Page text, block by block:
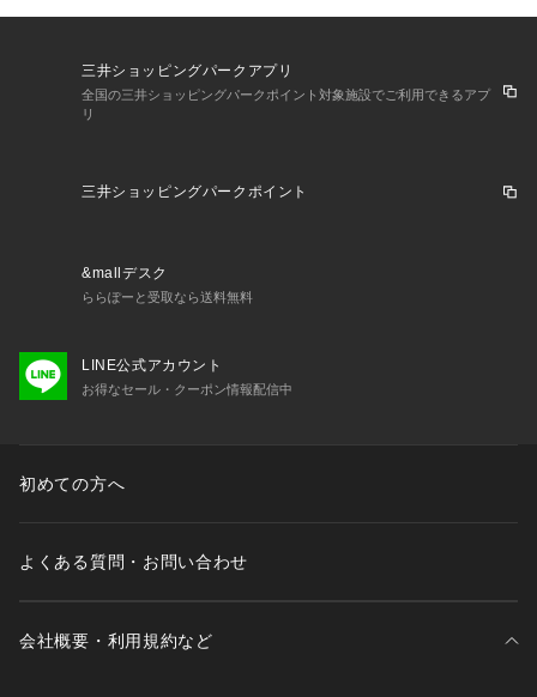
三井ショッピングパークアプリ
全国の三井ショッピングパークポイント対象施設でご利用できるアプ
リ
三井ショッピングパークポイント
&mallデスク
ららぽーと受取なら送料無料
LINE公式アカウント
お得なセール・クーポン情報配信中
初めての方へ
よくある質問・お問い合わせ
会社概要・利用規約など